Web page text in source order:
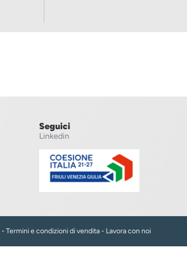
Seguici
Linkedin
- Termini e condizioni di vendita- Lavora con noi